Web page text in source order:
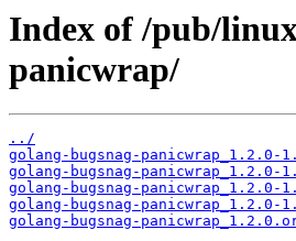
Index of /pub/
panicwrap/
../
golang-bugsnag-
golang-bugsnag-panicwrap_1.2.0-
golang-bugsnag-
golang-bugsnag-panicwrap_1.2.0-
golang-bugsnag-